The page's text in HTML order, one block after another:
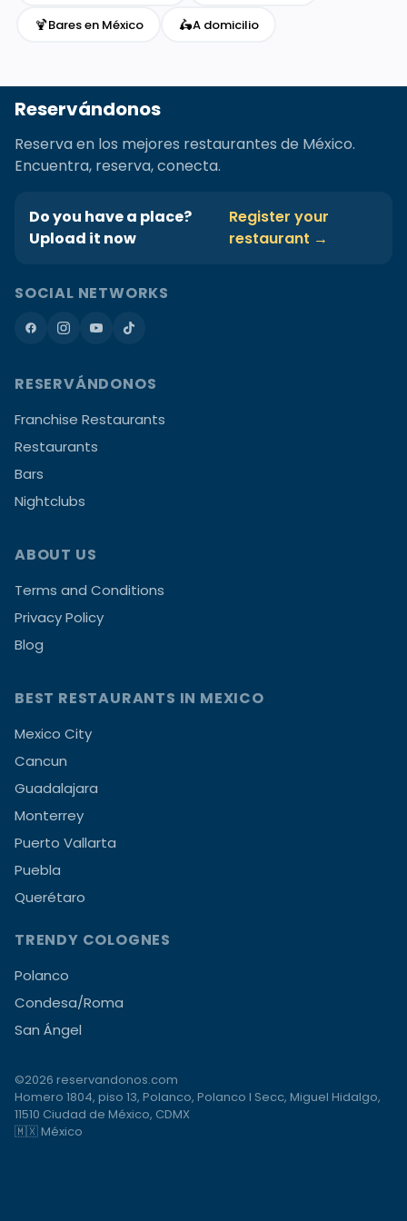
🍹Bares en México 🛵A domicilio
Reservándonos
Reserva en los mejores restaurantes de México.
Encuentra, reserva, conecta.
Do you have a place?
Upload it now
Register your
restaurant →
SOCIAL NETWORKS
RESERVÁNDONOS
Franchise Restaurants
Restaurants
Bars
Nightclubs
ABOUT US
Terms and Conditions
Privacy Policy
Blog
BEST RESTAURANTS IN MEXICO
Mexico City
Cancun
Guadalajara
Monterrey
Puerto Vallarta
Puebla
Querétaro
TRENDY COLOGNES
Polanco
Condesa/Roma
San Ángel
©2026 reservandonos.com
Homero 1804, piso 13, Polanco, Polanco I Secc, Miguel Hidalgo,
11510 Ciudad de México, CDMX
🇲🇽 México